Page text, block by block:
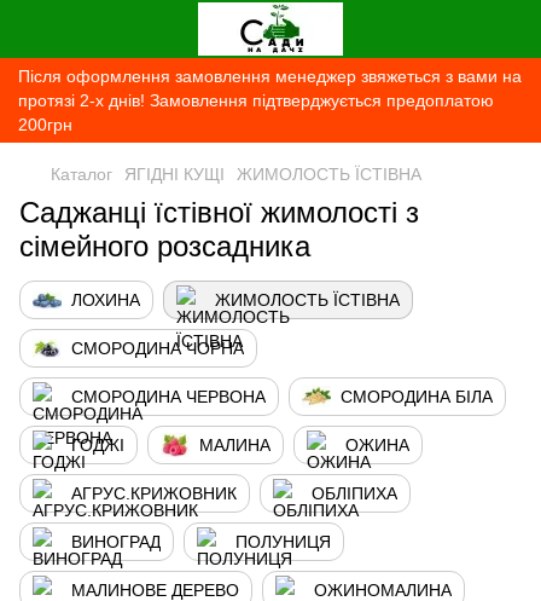
Після оформлення замовлення менеджер звяжеться з вами на
протязі 2-х днів! Замовлення підтверджується предоплатою
200грн
Каталог ЯГІДНІ КУЩІ ЖИМОЛОСТЬ ЇСТІВНА
Саджанці їстівної жимолості з
сімейного розсадника
ЛОХИНА ЖИМОЛОСТЬ ЇСТІВНА
СМОРОДИНА ЧОРНА
СМОРОДИНА ЧЕРВОНА СМОРОДИНА БІЛА
ГОДЖІ МАЛИНА ОЖИНА
АГРУС.КРИЖОВНИК ОБЛІПИХА
ВИНОГРАД ПОЛУНИЦЯ
МАЛИНОВЕ ДЕРЕВО ОЖИНОМАЛИНА